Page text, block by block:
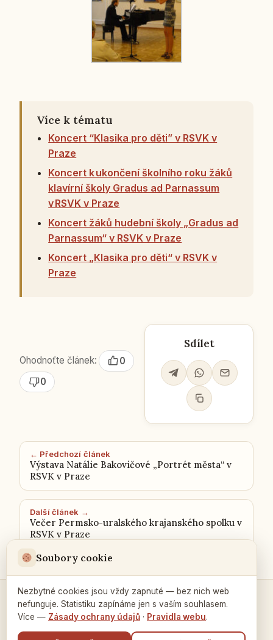
Více k tématu
Koncert “Klasika pro děti” v RSVK v
Praze
Koncert k ukončení školního roku žáků
klavírní školy Gradus ad Parnassum
v RSVK v Praze
Koncert žáků hudební školy „Gradus ad
Parnassum“ v RSVK v Praze
Koncert „Klasika pro děti“ v RSVK v
Praze
Ohodnoťte článek:
0
0
Sdílet
← Předchozí článek
Výstava Natálie Bakovičové „Portrét města“ v
RSVK v Praze
Další článek →
Večer Permsko-uralského krajanského spolku v
RSVK v Praze
Kontakty a spojení →
Soubory cookie
Nezbytné cookies jsou vždy zapnuté — bez nich web
nefunguje. Statistiku zapínáme jen s vaším souhlasem.
Více — Zásady ochrany údajů · Pravidla webu.